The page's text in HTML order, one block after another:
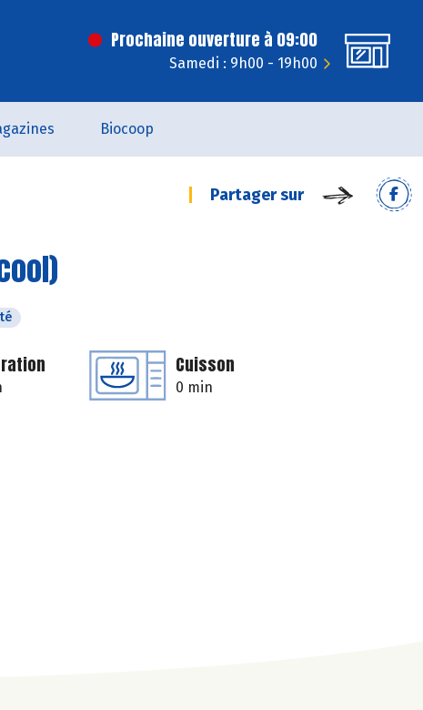
Prochaine ouverture à 09:00
Samedi : 9h00 - 19h00
Biocoop
Partager sur
Cuisson
0 min